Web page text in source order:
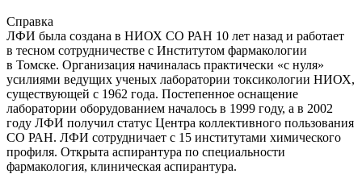
Справка
ЛФИ была создана в НИОХ СО РАН 10 лет назад и работает
в тесном сотрудничестве с Институтом фармакологии
в Томске. Организация начиналась практически «с нуля»
усилиями ведущих ученых лаборатории токсикологии НИОХ,
существующей с 1962 года. Постепенное оснащение
лаборатории оборудованием началось в 1999 году, а в 2002
году ЛФИ получил статус Центра коллективного пользования
СО РАН. ЛФИ сотрудничает с 15 институтами химического
профиля. Открыта аспирантура по специальности
фармакология, клиническая аспирантура.